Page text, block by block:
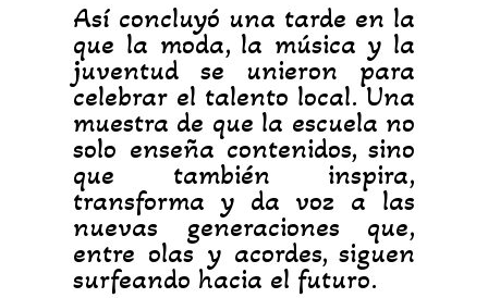
Así concluyó una tarde en la
que la moda, la música y la
juventud se unieron para
celebrar el talento local. Una
muestra de que la escuela no
solo enseña contenidos, sino
que también inspira,
transforma y da voz a las
nuevas generaciones que,
entre olas y acordes, siguen
surfeando hacia el futuro.